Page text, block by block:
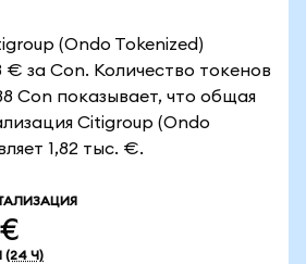
(Ondo Tokenized)
€ за Con. Количество токенов
Con показывает, что общая
Citigroup (Ondo
1,82 тыс. €.
(24 Ч)